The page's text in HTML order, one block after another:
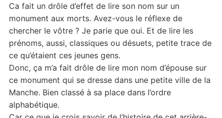
Ca fait un drôle d’effet de lire son nom sur un
monument aux morts. Avez-vous le réflexe de
chercher le vôtre ? Je parie que oui. Et de lire les
prénoms, aussi, classiques ou désuets, petite trace de
ce qu’étaient ces jeunes gens.
Donc, ça m’a fait drôle de lire mon nom d’épouse sur
ce monument qui se dresse dans une petite ville de la
Manche. Bien classé à sa place dans l’ordre
alphabétique.